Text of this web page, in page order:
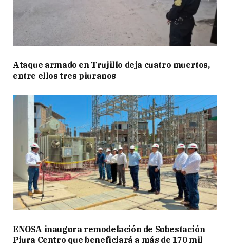
Ataque armado en Trujillo deja cuatro muertos,
entre ellos tres piuranos
ENOSA inaugura remodelación de Subestación
Piura Centro que beneficiará a más de 170 mil